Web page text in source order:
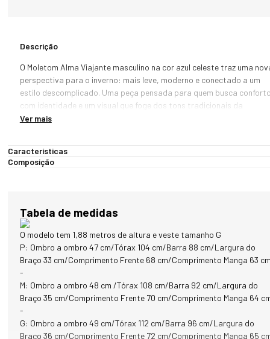
Descrição
O Moletom Alma Viajante masculino na cor azul celeste traz uma
perspectiva para o inverno: mais leve, moderno e conectado a um
estilo descomplicado. Uma peça pensada para quem busca
com identidade e um visual que foge dos tons tradicionais da
estação.
de forma central. Ele simboliza a jornada, a descoberta e o espírito
livre, transformando o moletom em uma peça que vai além do
e mobilidade. Com um caimento equilibrado, a peça acompanha o
corpo sem restringir movimentos, sendo ideal para o uso no dia a
ou em viagens.
O tecido, composto por algodão, poliéster e elastano, entrega
garante conforto térmico para dias de frio leve a moderado, além de
durabilidade no uso contínuo.
Versátil, o moletom pode ser utilizado como peça principal em
temperaturas amenas ou como camada intermediária em dias mais
Ver mais
Características
Composição
Tabela de medidas
O modelo tem 1,88 metros de altura e veste tamanho G
P: Ombro a ombro 47 cm/Tórax 104 cm/Barra 88 cm/Largura do
Braço 33 cm/Comprimento Frente 68 cm/Comprimento Manga 63
-
M: Ombro a ombro 48 cm /Tórax 108 cm/Barra 92 cm/Largura do
Braço 35 cm/Comprimento Frente 70 cm/Comprimento Manga 64
-
G: Ombro a ombro 49 cm/Tórax 112 cm/Barra 96 cm/Largura do
Braço 36 cm/Comprimento Frente 72 cm/Comprimento Manga 65